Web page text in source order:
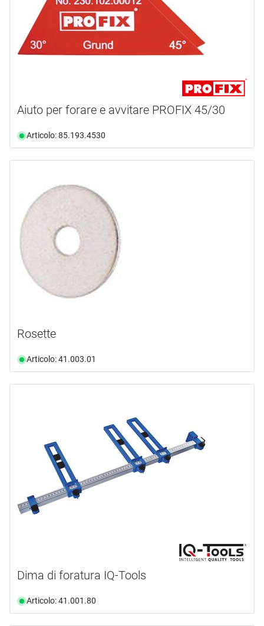
Aiuto per forare e avvitare PROFIX 45/30
Articolo: 85.193.4530
Rosette
Articolo: 41.003.01
Dima di foratura IQ-Tools
Articolo: 41.001.80